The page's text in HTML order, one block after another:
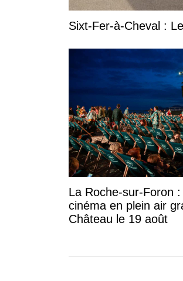
Sixt-Fer-à-Cheval :
La Roche-sur-Foron
cinéma en plein air
Château le 19 août